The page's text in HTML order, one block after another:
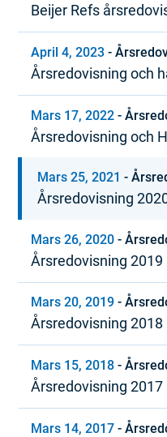
Beijer Refs
hållbarhetsrapport
April 4, 2023 -
Årsredovisning och
Mars 17, 2022 -
Årsredovisning och
Mars 25, 2021 -
Årsredovisning
Mars 26, 2020 -
Årsredovisning 2019
Mars 20, 2019 -
Årsredovisning 2018
Mars 15, 2018 -
Årsredovisning 2017
Mars 14, 2017 -